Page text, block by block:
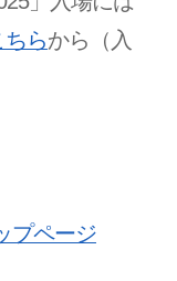
らから（入
プページ